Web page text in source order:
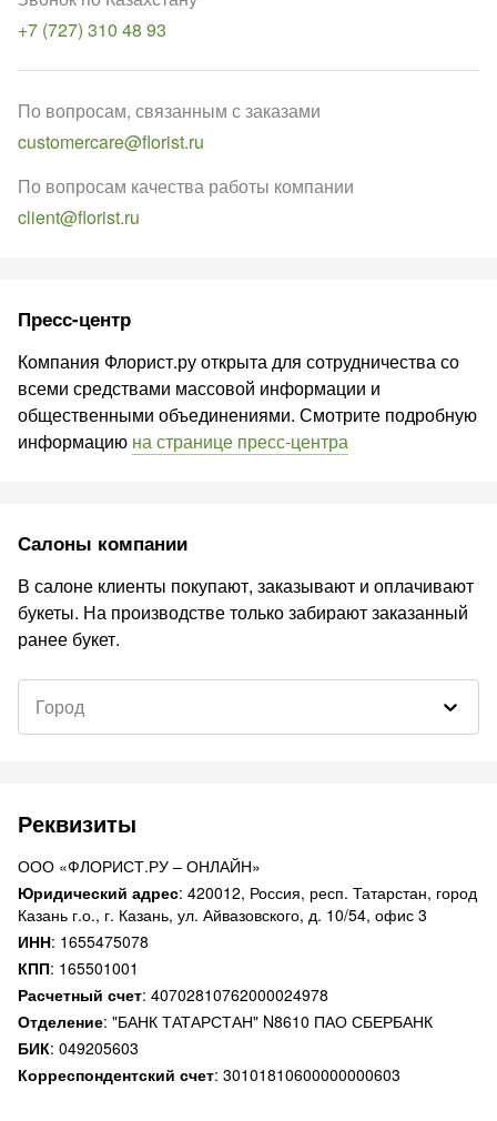
+7 (727) 310 48 93
По вопросам, связанным с заказами
customercare@florist.ru
По вопросам качества работы компании
client@florist.ru
Салоны компании
В салоне клиенты покупают, заказывают и оплачивают
букеты. На производстве только забирают заказанный
ранее букет.
Город
Пресс-центр
Компания Флорист.ру открыта для сотрудничества со
всеми средствами массовой информации и
общественными объединениями. Смотрите подробную
информацию на странице пресс-центра
Реквизиты
ООО «ФЛОРИСТ.РУ – ОНЛАЙН»
Юридический адрес: 420012, Россия, респ. Татарстан, город
Казань г.о., г. Казань, ул. Айвазовского, д. 10/54, офис 3
ИНН: 1655475078
КПП: 165501001
Расчетный счет: 40702810762000024978
Отделение: "БАНК ТАТАРСТАН" N8610 ПАО СБЕРБАНК
БИК: 049205603
Корреспондентский счет: 30101810600000000603